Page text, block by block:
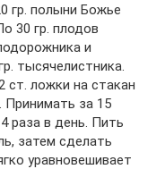
гр. полыни Божье
30 гр. плодов
и
тысячелистника.
ст. ложки на стакан
Принимать за 15
раза в день. Пить
затем сделать
уравновешивает